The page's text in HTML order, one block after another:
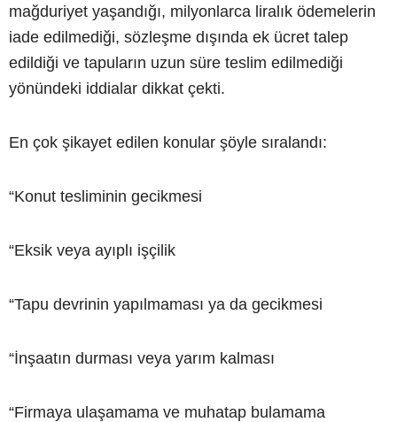
mağduriyet yaşandığı, milyonlarca liralık ödemelerin
iade edilmediği, sözleşme dışında ek ücret talep
edildiği ve tapuların uzun süre teslim edilmediği
yönündeki iddialar dikkat çekti.
En çok şikayet edilen konular şöyle sıralandı:
“Konut tesliminin gecikmesi
“Eksik veya ayıplı işçilik
“Tapu devrinin yapılmaması ya da gecikmesi
“İnşaatın durması veya yarım kalması
“Firmaya ulaşamama ve muhatap bulamama